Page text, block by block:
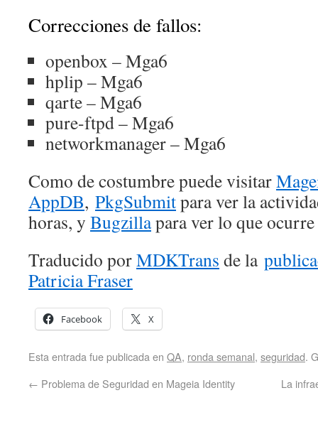
Correcciones de fallos:
openbox – Mga6
hplip – Mga6
qarte – Mga6
pure-ftpd – Mga6
networkmanager – Mga6
Como de costumbre puede visitar
AppDB, PkgSubmitpara ver la
horas, y Bugzillapara ver lo que ocurre
Traducido porMDKTrans de la
Patricia Fraser
Facebook X
Esta entrada fue publicada en QA, ronda semanal, seguridad.
← Problema de Seguridad en Mageia Identity La